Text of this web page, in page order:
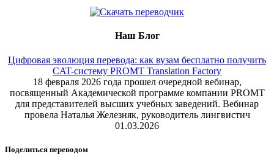
Наш Блог
Цифровая эволюция перевода: как вузам бесплатно получить
CAT-систему PROMT Translation Factory
18 февраля 2026 года прошел очередной вебинар,
посвященный Академической программе компании PROMT
для представителей высших учебных заведений. Вебинар
провела Наталья Железняк, руководитель лингвистич
01.03.2026
Поделиться переводом